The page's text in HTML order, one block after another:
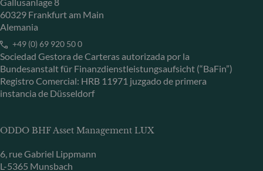
60329 Frankfurt am Main
Alemania
+49 (0) 69 920 50 0
Sociedad Gestora de Carteras autorizada por la
Bundesanstalt für Finanzdienstleistungsaufsicht (“BaFin”)
Registro Comercial: HRB 11971 juzgado de primera
instancia de Düsseldorf
ODDO BHF Asset Management LUX
6, rue Gabriel Lippmann
L-5365 Munsbach